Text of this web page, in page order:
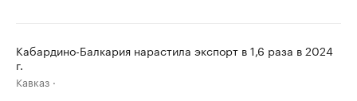
Кабардино-Балкария нарастила экспорт в 1,6 раза в 2024
г.
Кавказ